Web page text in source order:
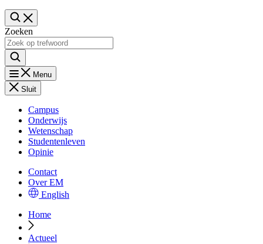
Zoeken
Menu
Sluit
Campus
Onderwijs
Wetenschap
Studentenleven
Opinie
Contact
Over EM
English
Home
Actueel